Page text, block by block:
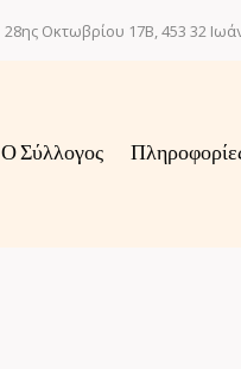
28ης Οκτωβρίου 17Β, 453 32
Ο Σύλλογος